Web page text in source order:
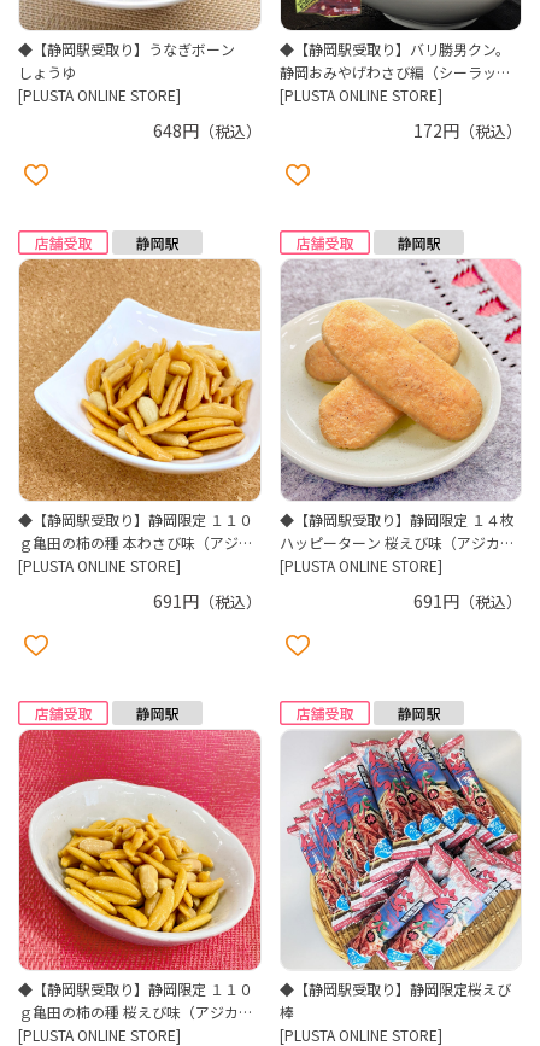
◆【静岡駅受取り】うなぎボーン
しょうゆ
[PLUSTA ONLINE STORE]
648円（税込）
◆【静岡駅受取り】バリ勝男クン。
静岡おみやげわさび編（シーラッ
ク）
[PLUSTA ONLINE STORE]
172円 （税込）
◆【静岡駅受取り】静岡限定 １１０
ｇ亀田の柿の種 本わさび味（アジカ
ル）
[PLUSTA ONLINE STORE]
691円（税込）
◆【静岡駅受取り】静岡限定 １４枚
ハッピーターン 桜えび味（アジカ
ル）
[PLUSTA ONLINE STORE]
691円 （税込）
◆【静岡駅受取り】静岡限定 １１０
ｇ亀田の柿の種 桜えび味（アジカ
ル）
[PLUSTA ONLINE STORE]
◆【静岡駅受取り】静岡限定桜えび
棒
[PLUSTA ONLINE STORE]